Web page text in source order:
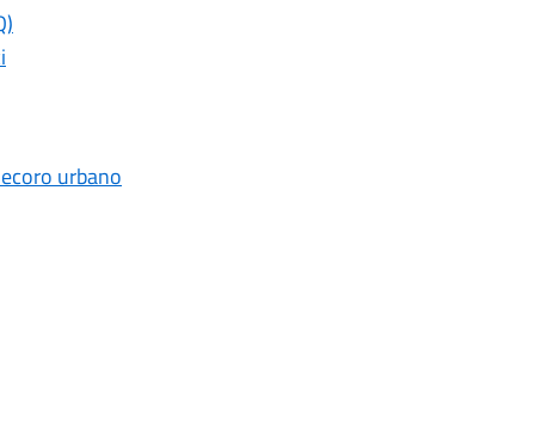
urbano